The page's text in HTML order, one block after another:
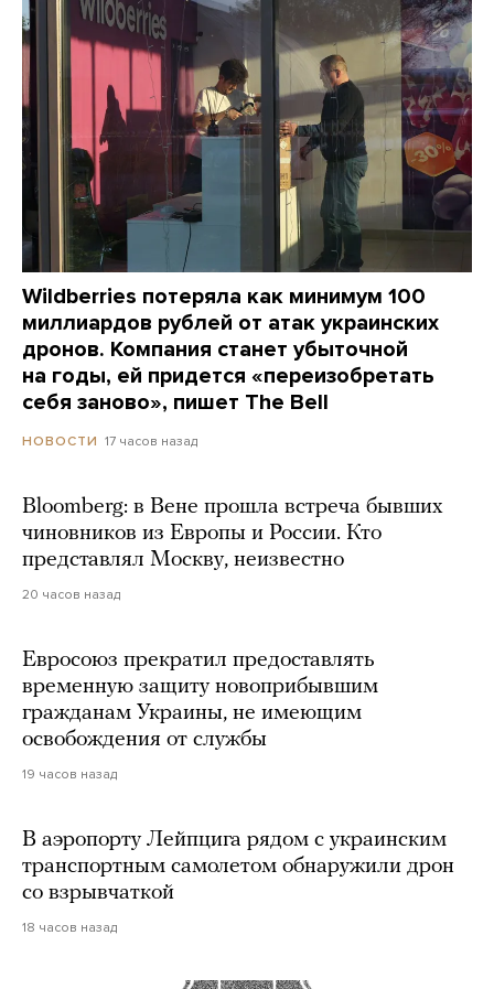
Wildberries потеряла как минимум 100
миллиардов рублей от атак украинских
дронов. Компания станет убыточной
на годы, ей придется «переизобретать
себя заново», пишет The Bell
НОВОСТИ 17 часов назад
Bloomberg: в Вене прошла встреча бывших
чиновников из Европы и России. Кто
представлял Москву, неизвестно
20 часов назад
Евросоюз прекратил предоставлять
временную защиту новоприбывшим
гражданам Украины, не имеющим
освобождения от службы
19 часов назад
В аэропорту Лейпцига рядом с украинским
транспортным самолетом обнаружили дрон
со взрывчаткой
18 часов назад